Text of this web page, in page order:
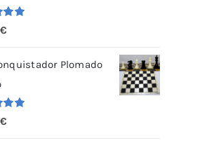
€
Plomado
€